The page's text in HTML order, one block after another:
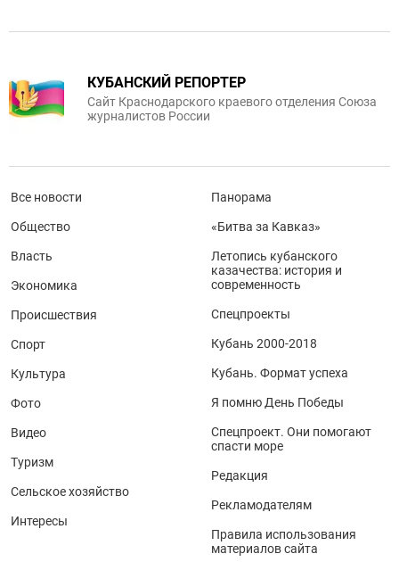
КУБАНСКИЙ РЕПОРТЕР
Сайт Краснодарского краевого отделения Союза
журналистов России
Все новости
Общество
Власть
Экономика
Происшествия
Спорт
Культура
Фото
Видео
Туризм
Сельское хозяйство
Интересы
Панорама
«Битва за Кавказ»
Летопись кубанского
казачества: история и
современность
Спецпроекты
Кубань 2000-2018
Кубань. Формат успеха
Я помню День Победы
Спецпроект. Они помогают
спасти море
Редакция
Рекламодателям
Правила использования
материалов сайта